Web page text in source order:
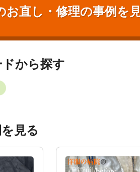
お直し・修理の事例を
から探す
見る